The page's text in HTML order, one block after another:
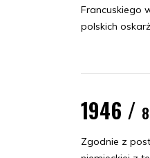
Francuskiego
polskich
1946 /
Zgodnie z